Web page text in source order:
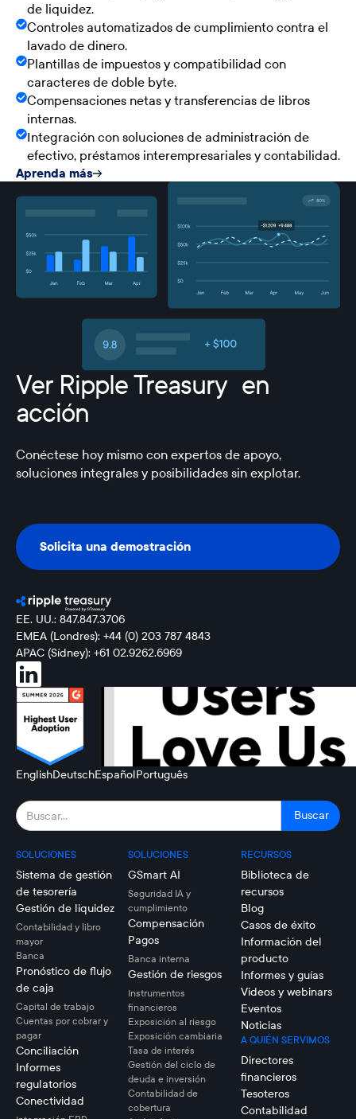
de liquidez.
Controles automatizados de cumplimiento contra el
lavado de dinero.
Plantillas de impuestos y compatibilidad con
caracteres de doble byte.
Compensaciones netas y transferencias de libros
internas.
Integración con soluciones de administración de
efectivo, préstamos interempresariales y contabilidad.
Aprenda más
Ver Ripple Treasury en
acción
Conéctese hoy mismo con expertos de apoyo,
soluciones integrales y posibilidades sin explotar.
Solicita una demostración
Solicita una demostración
EE. UU.: 847.847.3706
EMEA (Londres): +44 (0) 203 787 4843
APAC (Sídney): +61 02.9262.6969
EnglishDeutschEspañolPortuguês
SOLUCIONES
Sistema de gestión
de tesorería
Gestión de liquidez
Contabilidad y libro
mayor
Banca
Pronóstico de flujo
de caja
Capital de trabajo
Cuentas por cobrar y
pagar
Conciliación
Informes
regulatorios
Conectividad
SOLUCIONES
GSmart AI
Seguridad IA y
cumplimiento
Compensación
Pagos
Banca interna
Gestión de riesgos
Instrumentos
financieros
Exposición al riesgo
Exposición cambiaria
Tasa de interés
Gestión del ciclo de
deuda e inversión
Contabilidad de
cobertura
RECURSOS
Biblioteca de
recursos
Blog
Casos de éxito
Información del
producto
Informes y guías
Videos y webinars
Eventos
Noticias
A QUIÉN SERVIMOS
Directores
financieros
Tesoteros
Contabilidad